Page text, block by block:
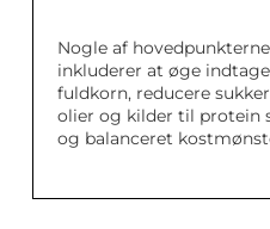
Nogle af
inkluderer at øge
fuldkorn, reducere
olier og kilder til protein
og balanceret